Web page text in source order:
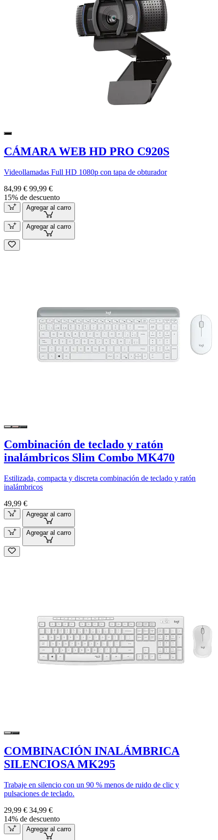
CÁMARA WEB HD PRO C920S
Videollamadas Full HD 1080p con tapa de obturador
84,99 € 99,99 €
15% de descuento
Agregar al carro
Agregar al carro
Combinación de teclado y ratón
inalámbricos Slim Combo MK470
Estilizada, compacta y discreta combinación de teclado y ratón
inalámbricos
49,99 €
Agregar al carro
Agregar al carro
COMBINACIÓN INALÁMBRICA
SILENCIOSA MK295
Trabaje en silencio con un 90 % menos de ruido de clic y
pulsaciones de teclado.
29,99 € 34,99 €
14% de descuento
Agregar al carro